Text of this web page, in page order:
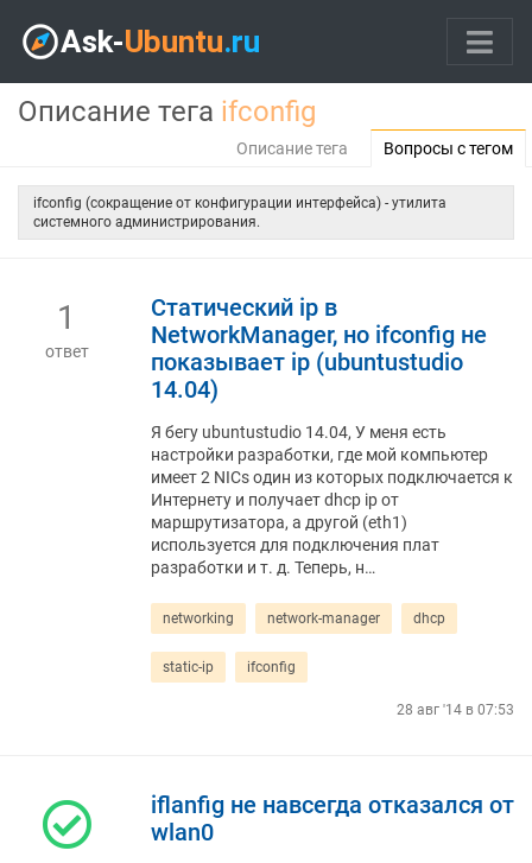
Описание тега ifconfig
Описание тега Вопросы с тегом
ifconfig (сокращение от конфигурации интерфейса) - утилита
системного администрирования.
1
ответ
Статический ip в
NetworkManager, но ifconfig не
показывает ip (ubuntustudio
14.04)
Я бегу ubuntustudio 14.04, У меня есть
настройки разработки, где мой компьютер
имеет 2 NICs один из которых подключается к
Интернету и получает dhcp ip от
маршрутизатора, а другой (eth1)
используется для подключения плат
разработки и т. д. Теперь, н…
networking network-manager dhcp
static-ip ifconfig
28 авг '14 в 07:53
iflanfig не навсегда отказался от
wlan0